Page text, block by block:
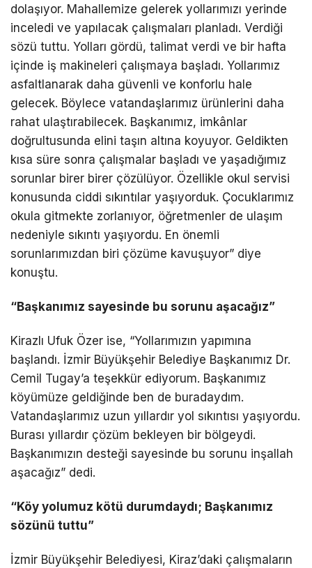
dolaşıyor. Mahallemize gelerek yollarımızı yerinde
inceledi ve yapılacak çalışmaları planladı. Verdiği
sözü tuttu. Yolları gördü, talimat verdi ve bir hafta
içinde iş makineleri çalışmaya başladı. Yollarımız
asfaltlanarak daha güvenli ve konforlu hale
gelecek. Böylece vatandaşlarımız ürünlerini daha
rahat ulaştırabilecek. Başkanımız, imkânlar
doğrultusunda elini taşın altına koyuyor. Geldikten
kısa süre sonra çalışmalar başladı ve yaşadığımız
sorunlar birer birer çözülüyor. Özellikle okul servisi
konusunda ciddi sıkıntılar yaşıyorduk. Çocuklarımız
okula gitmekte zorlanıyor, öğretmenler de ulaşım
nedeniyle sıkıntı yaşıyordu. En önemli
sorunlarımızdan biri çözüme kavuşuyor” diye
konuştu.
“Başkanımız sayesinde bu sorunu aşacağız”
Kirazlı Ufuk Özer ise, “Yollarımızın yapımına
başlandı. İzmir Büyükşehir Belediye Başkanımız Dr.
Cemil Tugay’a teşekkür ediyorum. Başkanımız
köyümüze geldiğinde ben de buradaydım.
Vatandaşlarımız uzun yıllardır yol sıkıntısı yaşıyordu.
Burası yıllardır çözüm bekleyen bir bölgeydi.
Başkanımızın desteği sayesinde bu sorunu inşallah
aşacağız” dedi.
“Köy yolumuz kötü durumdaydı; Başkanımız
sözünü tuttu”
İzmir Büyükşehir Belediyesi, Kiraz’daki çalışmaların